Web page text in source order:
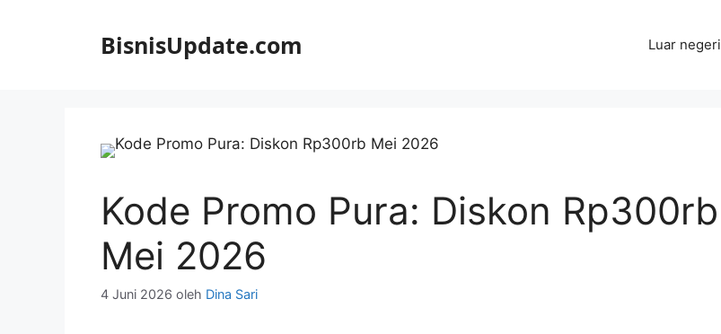
BisnisUpdate.com Luar negeri
Kode Promo Pura: Diskon Rp300rb
Mei 2026
4 Juni 2026 oleh Dina Sari